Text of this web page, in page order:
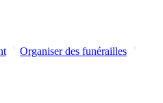
Organiser des funérailles